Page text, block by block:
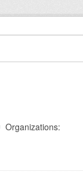
Organizations: